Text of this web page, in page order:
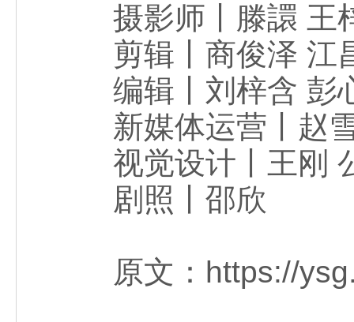
摄影师丨滕譞 王
剪辑丨商俊泽 江
编辑丨刘梓含 彭
新媒体运营丨赵
视觉设计丨王刚
剧照丨邵欣
原文：https://